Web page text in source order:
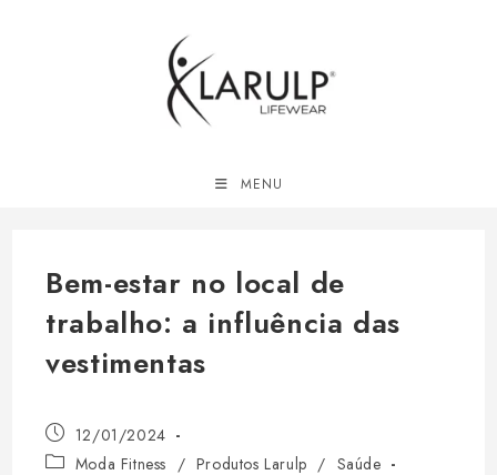
MENU
Bem-estar no local de
trabalho: a influência das
vestimentas
Post
publicado:
12/01/2024
Categoria
Moda Fitness / Produtos Larulp / Saúde